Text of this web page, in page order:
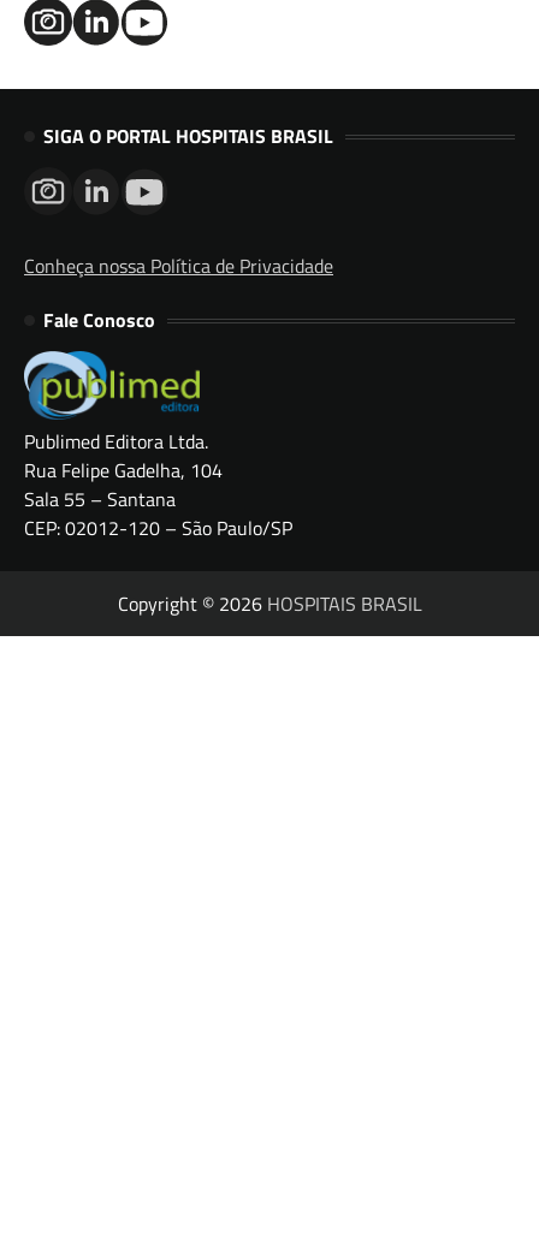
SIGA O PORTAL HOSPITAIS BRASIL
Conheça nossa Política de Privacidade
Fale Conosco
Publimed Editora Ltda.
Rua Felipe Gadelha, 104
Sala 55 – Santana
CEP: 02012-120 – São Paulo/SP
Copyright © 2026 HOSPITAIS BRASIL